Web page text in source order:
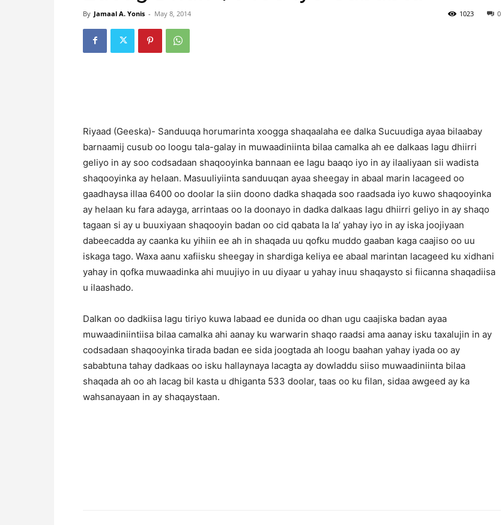
By Jamaal A. Yonis - May 8, 2014 0
1023
Riyaad (Geeska)- Sanduuqa horumarinta xoogga shaqaalaha ee dalka Sucuudiga ayaa bilaabay
barnaamij cusub oo loogu tala-galay in muwaadiniinta bilaa camalka ah ee dalkaas lagu dhiirri
geliyo in ay soo codsadaan shaqooyinka bannaan ee lagu baaqo iyo in ay ilaaliyaan sii wadista
shaqooyinka ay helaan. Masuuliyiinta sanduuqan ayaa sheegay in abaal marin lacageed oo
gaadhaysa illaa 6400 oo doolar la siin doono dadka shaqada soo raadsada iyo kuwo shaqooyinka
ay helaan ku fara adayga, arrintaas oo la doonayo in dadka dalkaas lagu dhiirri geliyo in ay shaqo
tagaan si ay u buuxiyaan shaqooyin badan oo cid qabata la la’ yahay iyo in ay iska joojiyaan
dabeecadda ay caanka ku yihiin ee ah in shaqada uu qofku muddo gaaban kaga caajiso oo uu
iskaga tago. Waxa aanu xafiisku sheegay in shardiga keliya ee abaal marintan lacageed ku xidhani
yahay in qofka muwaadinka ahi muujiyo in uu diyaar u yahay inuu shaqaysto si fiicanna shaqadiisa
u ilaashado.
Dalkan oo dadkiisa lagu tiriyo kuwa labaad ee dunida oo dhan ugu caajiska badan ayaa
muwaadiniintiisa bilaa camalka ahi aanay ku warwarin shaqo raadsi ama aanay isku taxalujin in ay
codsadaan shaqooyinka tirada badan ee sida joogtada ah loogu baahan yahay iyada oo ay
sababtuna tahay dadkaas oo isku hallaynaya lacagta ay dowladdu siiso muwaadiniinta bilaa
shaqada ah oo ah lacag bil kasta u dhiganta 533 doolar, taas oo ku filan, sidaa awgeed ay ka
wahsanayaan in ay shaqaystaan.